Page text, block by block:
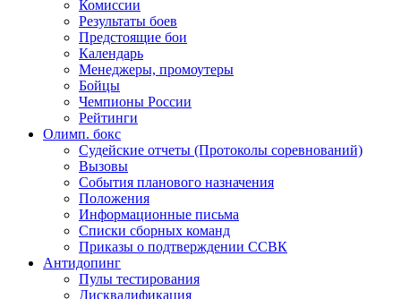
Комиссии
Результаты боев
Предстоящие бои
Календарь
Менеджеры, промоутеры
Бойцы
Чемпионы России
Рейтинги
Олимп. бокс
Судейские отчеты (Протоколы соревнований)
Вызовы
События планового назначения
Положения
Информационные письма
Списки сборных команд
Приказы о подтверждении ССВК
Антидопинг
Пулы тестирования
Дисквалификация